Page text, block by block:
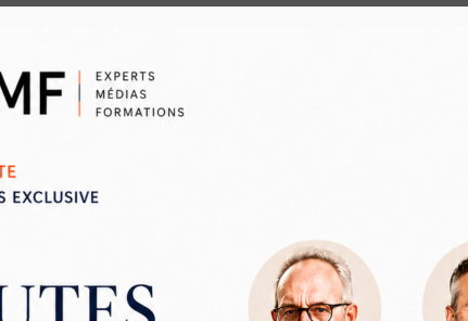
Ecrivez-nous directement :